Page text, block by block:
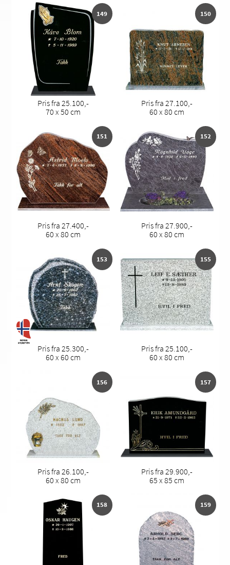
149
Pris fra 25.100,-
70 x 50 cm
150
Pris fra 27.100,-
60 x 80 cm
151
Pris fra 27.400,-
60 x 80 cm
152
Pris fra 27.900,-
60 x 80 cm
153
Pris fra 25.300,-
60 x 60 cm
155
Pris fra 25.100,-
60 x 80 cm
156
Pris fra 26.100,-
60 x 80 cm
157
Pris fra 29.900,-
65 x 85 cm
158 159